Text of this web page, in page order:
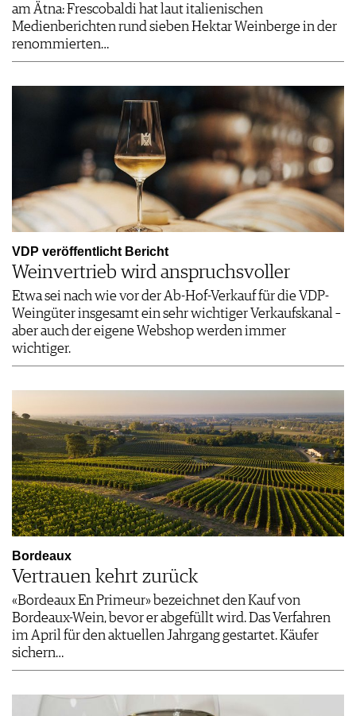
am Ätna: Frescobaldi hat laut italienischen
Medienberichten rund sieben Hektar Weinberge in der
renommierten…
VDP veröffentlicht Bericht
Weinvertrieb wird anspruchsvoller
Etwa sei nach wie vor der Ab-Hof-Verkauf für die VDP-
Weingüter insgesamt ein sehr wichtiger Verkaufskanal –
aber auch der eigene Webshop werden immer
wichtiger.
Bordeaux
Vertrauen kehrt zurück
«Bordeaux En Primeur» bezeichnet den Kauf von
Bordeaux-Wein, bevor er abgefüllt wird. Das Verfahren
im April für den aktuellen Jahrgang gestartet. Käufer
sichern…